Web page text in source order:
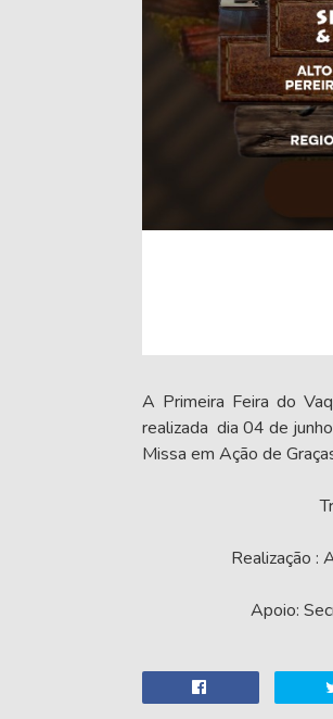
A Primeira Feira do
realizada dia 04 de
Missa em Ação de
Realização :
Apoio: